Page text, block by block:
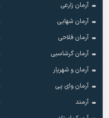
آرمان زارعی
آرمان شهابی
آرمان فلاحی
آرمان گرشاسبی
آرمان و شهریار
آرمان وای پی
آرمند